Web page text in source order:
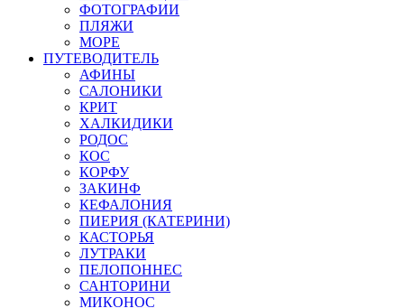
ФОТОГРАФИИ
ПЛЯЖИ
МОРЕ
ПУТЕВОДИТЕЛЬ
АФИНЫ
САЛОНИКИ
КРИТ
ХАЛКИДИКИ
РОДОС
КОС
КОРФУ
ЗАКИНФ
КЕФАЛОНИЯ
ПИЕРИЯ (КАТЕРИНИ)
КАСТОРЬЯ
ЛУТРАКИ
ПЕЛОПОННЕС
САНТОРИНИ
МИКОНОС